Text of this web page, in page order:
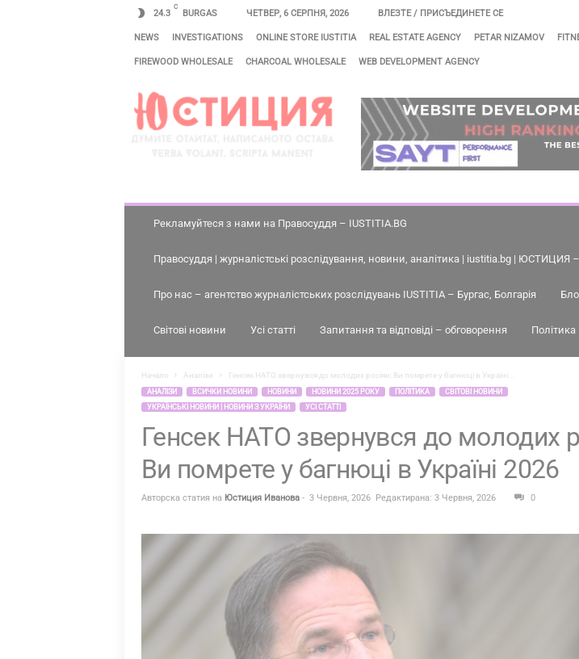
24.3
C
BURGAS ЧЕТВЕР, 6 СЕРПНЯ, 2026 ВЛЕЗТЕ / ПРИСЪЕДИНЕТЕ СЕ
NEWS INVESTIGATIONS ONLINE STORE IUSTITIA REAL ESTATE AGENCY PETAR NIZAMOV
FIREWOOD WHOLESALE CHARCOAL WHOLESALE WEB DEVELOPMENT AGENCY
Е
Т
Рекламуйтеся з нами на Правосуддя – IUSTITIA.BG
Правосуддя | журналістські розслідування, новини, аналітика | iustitia.bg | ЮСТИЦИЯ
Про нас – агентство журналістських розслідувань IUSTITIA – Бургас, Болгарія
Світові новини Усі статті Запитання та відповіді – обговорення Політика
Начало Аналізи Генсек НАТО звернувся до молодих росіян: Ви помрете у багнюці в Україні...
АНАЛІЗИ ВСИЧКИ НОВИНИ НОВИНИ НОВИНИ 2025 РОКУ ПОЛІТИКА
СВІТОВІ НОВИНИ
УКРАЇНСЬКІ НОВИНИ | НОВИНИ З УКРАЇНИ
УСІ СТАТТІ
Генсек НАТО звернувся до молодих
Ви помрете у багнюці в Україні 2026
Авторска статия на Юстиция Иванова - 3 Червня, 2026 Редактирана: 3 Червня, 2026 0